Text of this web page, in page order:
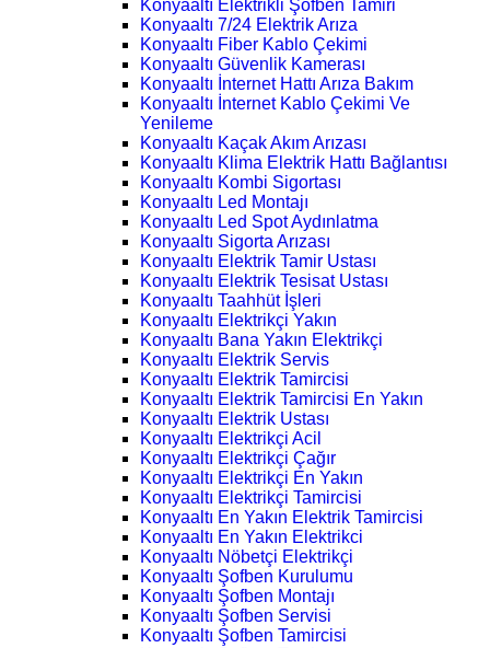
Konyaaltı Elektrikli Şofben Tamiri
Konyaaltı 7/24 Elektrik Arıza
Konyaaltı Fiber Kablo Çekimi
Konyaaltı Güvenlik Kamerası
Konyaaltı İnternet Hattı Arıza Bakım
Konyaaltı İnternet Kablo Çekimi Ve
Yenileme
Konyaaltı Kaçak Akım Arızası
Konyaaltı Klima Elektrik Hattı Bağlantısı
Konyaaltı Kombi Sigortası
Konyaaltı Led Montajı
Konyaaltı Led Spot Aydınlatma
Konyaaltı Sigorta Arızası
Konyaaltı Elektrik Tamir Ustası
Konyaaltı Elektrik Tesisat Ustası
Konyaaltı Taahhüt İşleri
Konyaaltı Elektrikçi Yakın
Konyaaltı Bana Yakın Elektrikçi
Konyaaltı Elektrik Servis
Konyaaltı Elektrik Tamircisi
Konyaaltı Elektrik Tamircisi En Yakın
Konyaaltı Elektrik Ustası
Konyaaltı Elektrikçi Acil
Konyaaltı Elektrikçi Çağır
Konyaaltı Elektrikçi En Yakın
Konyaaltı Elektrikçi Tamircisi
Konyaaltı En Yakın Elektrik Tamircisi
Konyaaltı En Yakın Elektrikci
Konyaaltı Nöbetçi Elektrikçi
Konyaaltı Şofben Kurulumu
Konyaaltı Şofben Montajı
Konyaaltı Şofben Servisi
Konyaaltı Şofben Tamircisi